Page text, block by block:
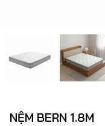
NỆM BERN 1.8M